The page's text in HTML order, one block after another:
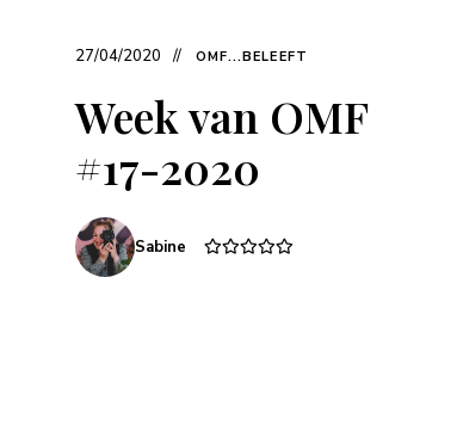
27/04/2020 OMF...BELEEFT
Week van OMF
#17-2020
Sabine